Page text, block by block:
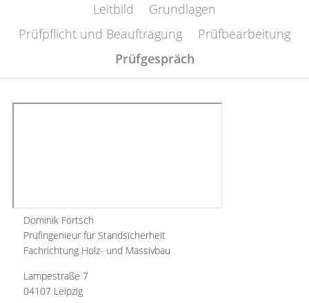
Leitbild
Grundlagen
Prüfpflicht und Beauftragung
Prüfbearbeitung
Prüfgespräch
Dominik Förtsch
Prüfingenieur für Standsicherheit
Fachrichtung Holz- und Massivbau
Lampestraße 7
04107 Leipzig